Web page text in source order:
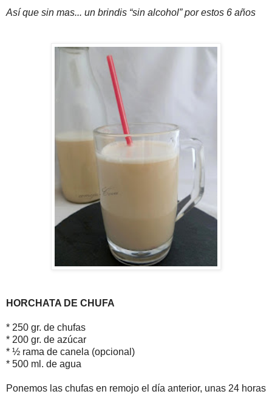
Así que sin mas... un brindis “sin alcohol” por estos 6 años
HORCHATA DE CHUFA
* 250 gr. de chufas
* 200 gr. de azúcar
* ½ rama de canela (opcional)
* 500 ml. de agua
Ponemos las chufas en remojo el día anterior, unas 24 horas